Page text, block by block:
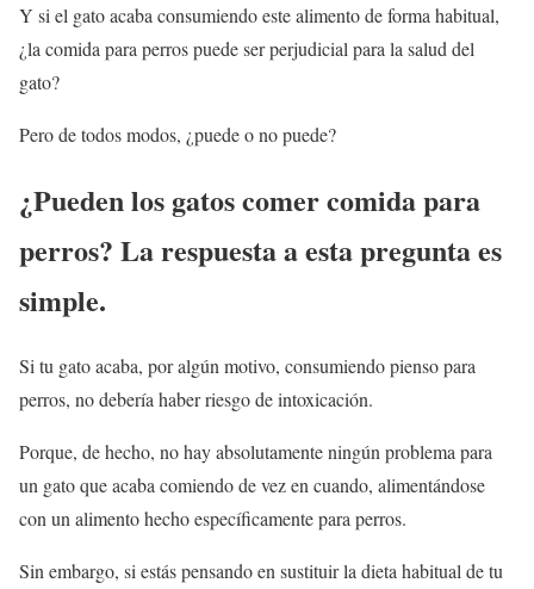
Y si el gato acaba consumiendo este alimento de forma habitual,
¿la comida para perros puede ser perjudicial para la salud del
gato?
Pero de todos modos, ¿puede o no puede?
¿Pueden los gatos comer comida para
perros? La respuesta a esta pregunta es
simple.
Si tu gato acaba, por algún motivo, consumiendo pienso para
perros, no debería haber riesgo de intoxicación.
Porque, de hecho, no hay absolutamente ningún problema para
un gato que acaba comiendo de vez en cuando, alimentándose
con un alimento hecho específicamente para perros.
Sin embargo, si estás pensando en sustituir la dieta habitual de tu